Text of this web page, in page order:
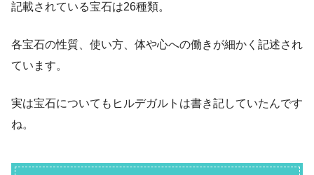
記載されている宝石は26種類。
各宝石の性質、使い方、体や心への働きが細かく記述され
ています。
実は宝石についてもヒルデガルトは書き記していたんです
ね。